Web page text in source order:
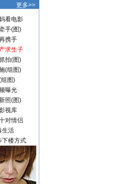
更多>>
看电影
手(图)
携手
求生子
拍(图)
(组图)
图)
曝光
照(图)
视库
对情侣
生活
下楼方式